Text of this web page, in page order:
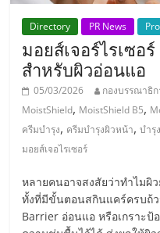
สา
ขา
แฟ
รน
ไชส์,
Directory PR News
มอยส์เจอร์ไรเซอ
สำหรับผิวอ่อนแอ
05/03/2026 กองบรรณาธิ
MoistShield, MoistShield B5,
ครีมบำรุง, ครีมบำรุงผิวหน้า,บำรุ
มอยส์เจอไรเซอร์
หลายคนอาจสงสัยว่าทำไมผิ
ทั้งที่มีขั้นตอนสกินแคร์ครบถ้
Barrier อ่อนแอ หรือเกราะป้